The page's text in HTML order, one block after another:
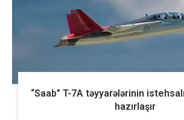
“Saab” T-7A təyyarələrinin
hazırlaşır